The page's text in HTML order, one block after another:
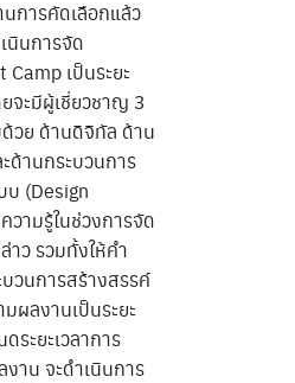
การคัดเลือกแล้ว
นินการจัด
เป็นระยะ
ยจะมีผู้เชี่ยวชาญ 3
วย ด้านดิจิทัล ด้าน
ด้านกระบวนการ
บ (Design
วามรู้ในช่วงการจัด
าว รวมทั้งให้คำ
วนการสร้างสรรค์
ผลงานเป็นระยะ
ระยะเวลาการ
าน จะดำเนินการ